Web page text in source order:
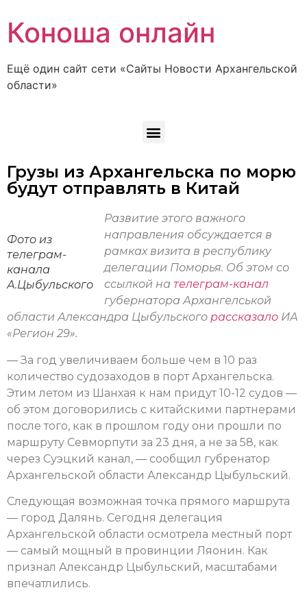
Коноша онлайн
Ещё один сайт сети «Сайты Новости Архангельской
области»
Грузы из Архангельска по морю
будут отправлять в Китай
Фото из
телеграм-
канала
А.Цыбульского
Развитие этого важного
направления обсуждается в
рамках визита в республику
делегации Поморья. Об этом со
ссылкой на телеграм-канал
губернатора Архангелськой
области Александра Цыбульского рассказало ИА
«Регион 29».
— За год увеличиваем больше чем в 10 раз
количество судозаходов в порт Архангельска.
Этим летом из Шанхая к нам придут 10-12 судов —
об этом договорились с китайскими партнерами
после того, как в прошлом году они прошли по
маршруту Севморпути за 23 дня, а не за 58, как
через Суэцкий канал, — сообщил губренатор
Архангельской области Александр Цыбульский.
Следующая возможная точка прямого маршрута
— город Далянь. Сегодня делегация
Архангельской области осмотрела местный порт
— самый мощный в провинции Ляонин. Как
признал Александр Цыбульский, масштабами
впечатлились.